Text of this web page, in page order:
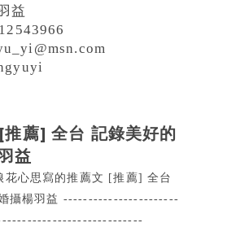
益
薦] 全台 記錄美好的
益
花心思寫的推薦文 [推薦] 全台
婚攝楊羽益 -----------------------